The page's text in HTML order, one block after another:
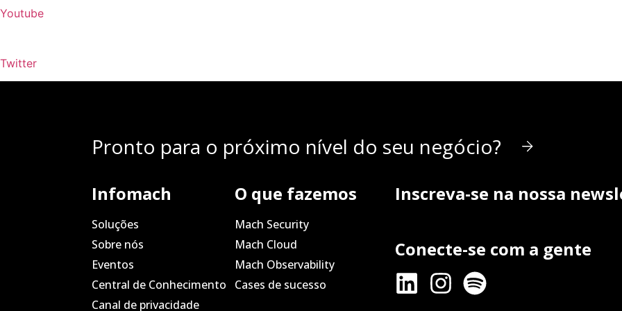
Youtube
Twitter
Pronto para o próximo nível do seu negócio?
Infomach
Soluções
Sobre nós
Eventos
Central de Conhecimento
Canal de privacidade
O que fazemos
Mach Security
Mach Cloud
Mach Observability
Cases de sucesso
Inscreva-se na nossa
Conecte-se com a gente